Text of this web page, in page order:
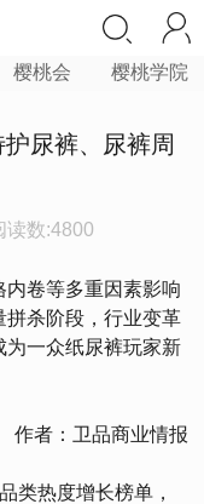
樱桃会 樱桃学院
尿裤、尿裤周
读数:4800
卷等多重因素影响
拼杀阶段，行业变革
为一众纸尿裤玩家新
作者：卫品商业情报
类热度增长榜单，